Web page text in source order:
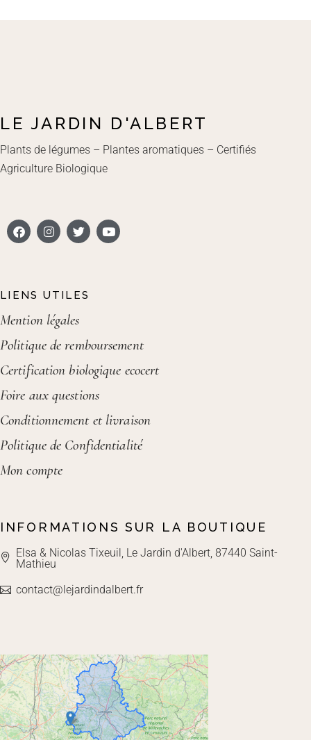
LE JARDIN D'ALBERT
Plants de légumes – Plantes aromatiques – Certifiés
Agriculture Biologique
LIENS UTILES
Mention légales
Politique de remboursement
Certification biologique ecocert
Foire aux questions
Conditionnement et livraison
Politique de Confidentialité
Mon compte
INFORMATIONS SUR LA BOUTIQUE
Elsa & Nicolas Tixeuil, Le Jardin d'Albert, 87440 Saint-
Mathieu
contact@lejardindalbert.fr